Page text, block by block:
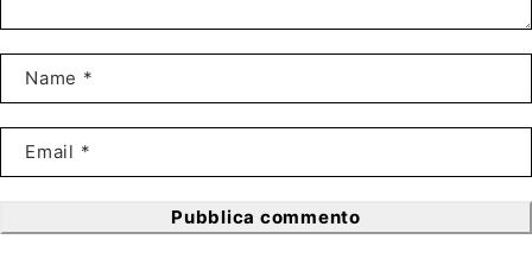
Pubblica commento